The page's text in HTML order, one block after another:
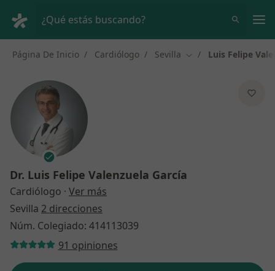
¿Qué estás buscando?
Página De Inicio Cardiólogo Sevilla Cambiar de ciudad
Luis Felipe
Dr. Luis Felipe Valenzuela García
Cardiólogo · Ver más
Sevilla 2 direcciones
Núm. Colegiado: 414113039
91 opiniones